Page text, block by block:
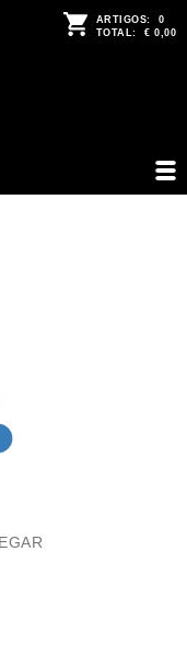
ARTIGOS: 0
TOTAL: € 0,00